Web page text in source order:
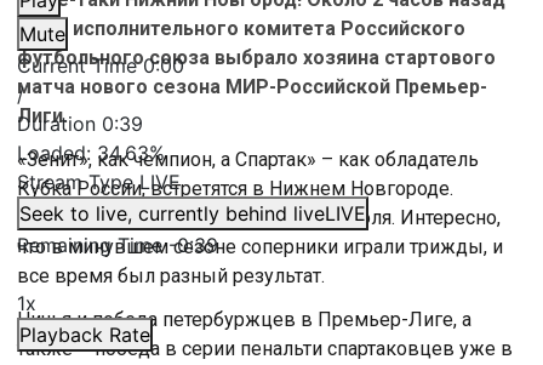
Mute
Current Time0:00
/
Duration 0:39
Loaded: 34.63%
Stream TypeLIVE
Seek to live, currently behind liveLIVE
Remaining Time-0:39
1x
Playback Rate
бюро исполнительного комитета Российского
футбольного союза выбрало хозяина стартового
матча нового сезона МИР-Российской Премьер-
Лиги.
«Зенит», как чемпион, а Спартак» – как обладатель
Кубка России, встретятся в Нижнем Новгороде.
Поединок пройдет в субботу, 18-го июля. Интересно,
что в минувшем сезоне соперники играли трижды, и
все время был разный результат.
Ничья и победа петербуржцев в Премьер-Лиге, а
также – победа в серии пенальти спартаковцев уже в